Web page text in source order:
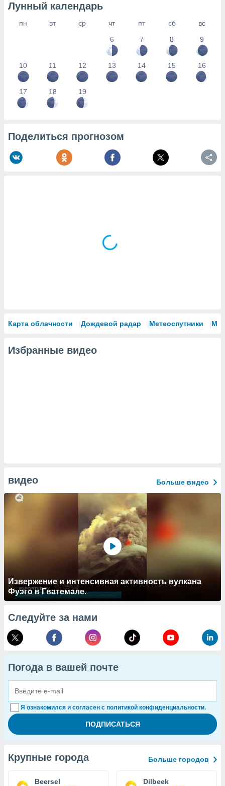
Лунный календарь
пн вт ср чт пт сб
вс
6
7 8 9
10 11 12 13 14 15 16
17 18 19
Поделиться прогнозом
Карта облачности Дождевой радар Метеоспутники
Избранные видео
видео Больше видео
Извержение и интенсивная активность вулкана
Фуэго в Гватемале.
Следуйте за нами
Погода в вашей почте
Я ознакомился и согласен с политикой конфиденциальности.
Крупные города Больше городов
Beersel Dilbeek